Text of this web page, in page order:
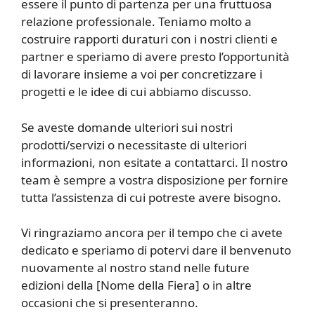
essere il punto di partenza per una fruttuosa
relazione professionale. Teniamo molto a
costruire rapporti duraturi con i nostri clienti e
partner e speriamo di avere presto l’opportunità
di lavorare insieme a voi per concretizzare i
progetti e le idee di cui abbiamo discusso.
Se aveste domande ulteriori sui nostri
prodotti/servizi o necessitaste di ulteriori
informazioni, non esitate a contattarci. Il nostro
team è sempre a vostra disposizione per fornire
tutta l’assistenza di cui potreste avere bisogno.
Vi ringraziamo ancora per il tempo che ci avete
dedicato e speriamo di potervi dare il benvenuto
nuovamente al nostro stand nelle future
edizioni della [Nome della Fiera] o in altre
occasioni che si presenteranno.